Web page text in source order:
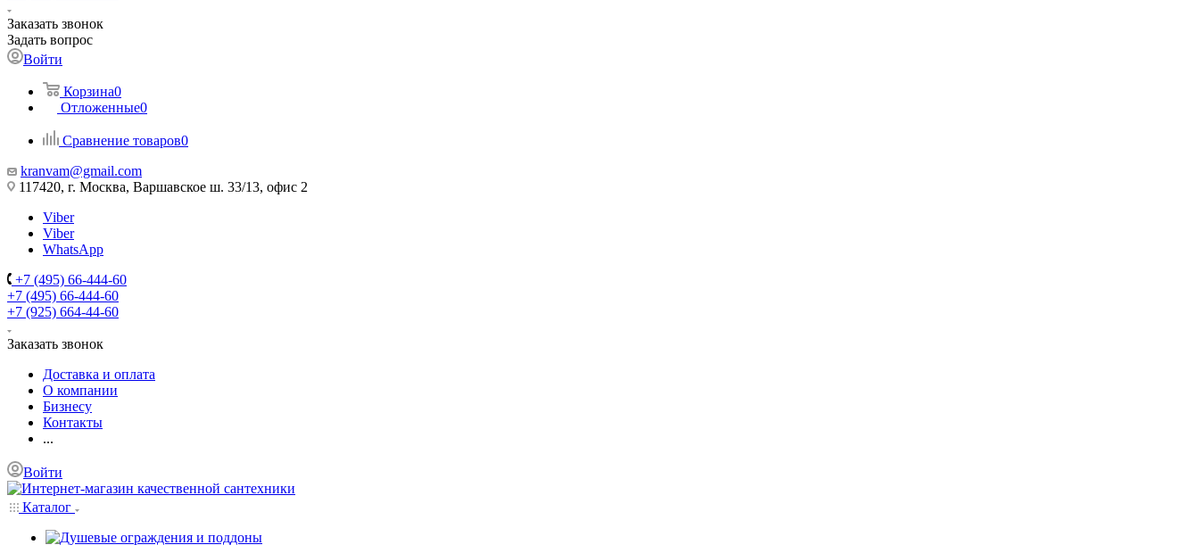
Заказать звонок
Задать вопрос
Войти
Корзина0
Отложенные0
Сравнение товаров0
kranvam@gmail.com
117420, г. Москва, Варшавское ш. 33/13, офис 2
Viber
Viber
WhatsApp
+7 (495) 66-444-60
+7 (495) 66-444-60
+7 (925) 664-44-60
Заказать звонок
Доставка и оплата
О компании
Бизнесу
Контакты
...
Войти
Каталог